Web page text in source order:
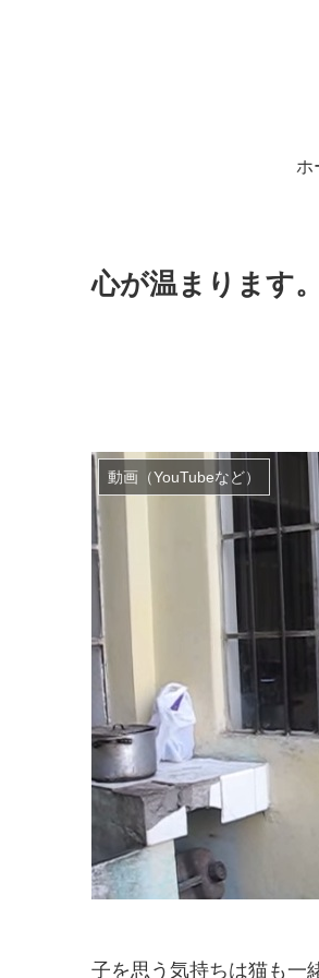
ホ
心が温まります
動画（YouTubeなど）
子を思う気持ちは猫も一